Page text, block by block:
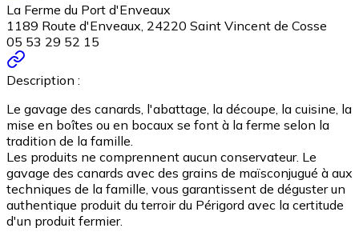
La Ferme du Port d'Enveaux
1189 Route d'Enveaux, 24220 Saint Vincent de Cosse
05 53 29 52 15
Description :
Le gavage des canards, l'abattage, la découpe, la cuisine, la
mise en boîtes ou en bocaux se font à la ferme selon la
tradition de la famille.
Les produits ne comprennent aucun conservateur. Le
gavage des canards avec des grains de maïsconjugué à aux
techniques de la famille, vous garantissent de déguster un
authentique produit du terroir du Périgord avec la certitude
d'un produit fermier.